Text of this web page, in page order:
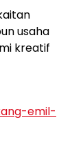
usaha
kreatif
emil-